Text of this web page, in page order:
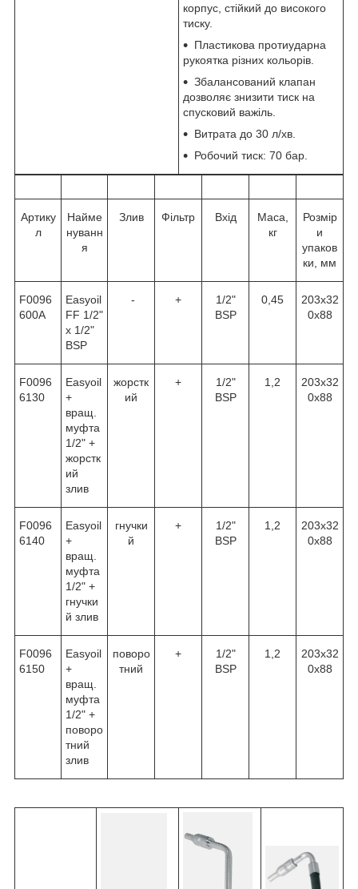
корпус, стійкий до високого
тиску.
Пластикова протиударна
рукоятка різних кольорів.
Збалансований клапан
дозволяє знизити тиск на
спусковий важіль.
Витрата до 30 л/хв.
Робочий тиск: 70 бар.
Артику
л
Найме
нуванн
я
Злив Фільтр Вхід
Маса,
кг
Розмір
и
упаков
ки, мм
F0096
600A
Easyoil
FF 1/2"
x 1/2"
BSP
- +
1/2"
BSP
0,45
203х32
0х88
F0096
6130
Easyoil
+
вращ.
муфта
1/2" +
жорстк
ий
злив
жорстк
ий
+
1/2"
BSP
1,2
203х32
0х88
F0096
6140
Easyoil
+
вращ.
муфта
1/2" +
гнучки
й злив
гнучки
й
+
1/2"
BSP
1,2
203х32
0х88
F0096
6150
Easyoil
+
вращ.
муфта
1/2" +
поворо
тний
злив
поворо
тний
+
1/2"
BSP
1,2
203х32
0х88